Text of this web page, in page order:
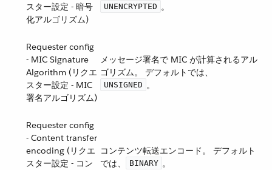
スター設定 - 暗号
化アルゴリズム)
UNENCRYPTED ​。
Requester config
- MIC Signature
Algorithm (リクエ
スター設定 - MIC
署名アルゴリズム)
メッセージ署名で MIC が計算されるアル
ゴリズム。 デフォルトでは、​
UNSIGNED ​。
Requester config
- Content transfer
encoding (リクエ
スター設定 - コン
コンテンツ転送エンコード。 デフォルト
では、​
BINARY ​。